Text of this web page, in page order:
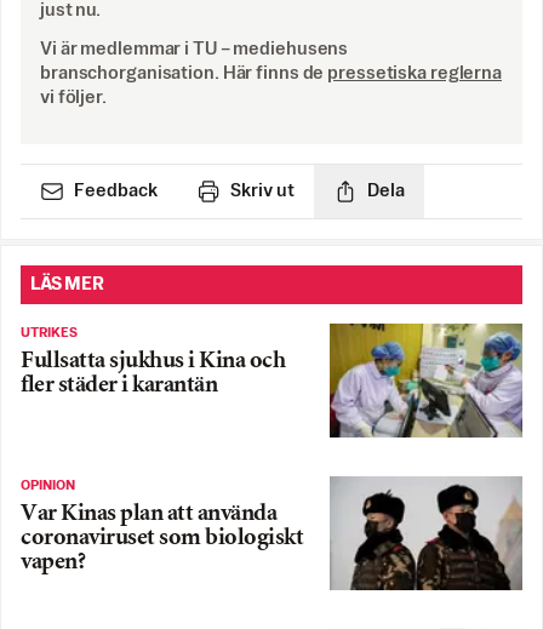
just nu.
Vi är medlemmar i TU – mediehusens
branschorganisation. Här finns de pressetiska reglerna
vi följer.
Feedback Skriv ut Dela
LÄS MER
UTRIKES
Fullsatta sjukhus i Kina och
fler städer i karantän
OPINION
Var Kinas plan att använda
coronaviruset som biologiskt
vapen?